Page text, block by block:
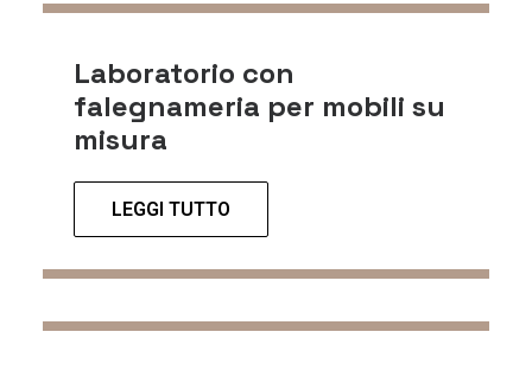
Laboratorio con
falegnameria per mobili su
misura
LEGGI TUTTO